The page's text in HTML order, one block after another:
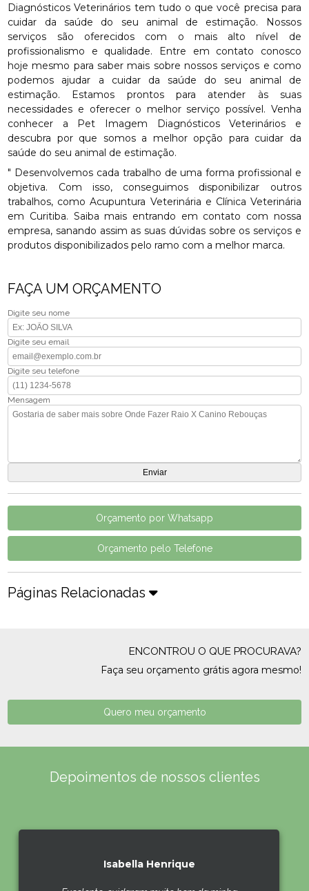
Diagnósticos Veterinários tem tudo o que você precisa para
cuidar da saúde do seu animal de estimação. Nossos
serviços são oferecidos com o mais alto nível de
profissionalismo e qualidade. Entre em contato conosco
hoje mesmo para saber mais sobre nossos serviços e como
podemos ajudar a cuidar da saúde do seu animal de
estimação. Estamos prontos para atender às suas
necessidades e oferecer o melhor serviço possível. Venha
conhecer a Pet Imagem Diagnósticos Veterinários e
descubra por que somos a melhor opção para cuidar da
saúde do seu animal de estimação.
" Desenvolvemos cada trabalho de uma forma profissional e
objetiva. Com isso, conseguimos disponibilizar outros
trabalhos, como Acupuntura Veterinária e Clínica Veterinária
em Curitiba. Saiba mais entrando em contato com nossa
empresa, sanando assim as suas dúvidas sobre os serviços e
produtos disponibilizados pelo ramo com a melhor marca.
FAÇA UM ORÇAMENTO
Digite seu nome
Digite seu email
Digite seu telefone
Mensagem
Orçamento por Whatsapp
Orçamento pelo Telefone
Páginas Relacionadas
ENCONTROU O QUE PROCURAVA?
Faça seu orçamento grátis agora mesmo!
Quero meu orçamento
Depoimentos de nossos clientes
Isabella Henrique